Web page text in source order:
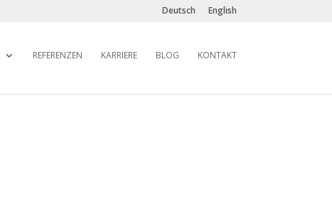
Deutsch English
REFERENZEN KARRIERE BLOG KONTAKT